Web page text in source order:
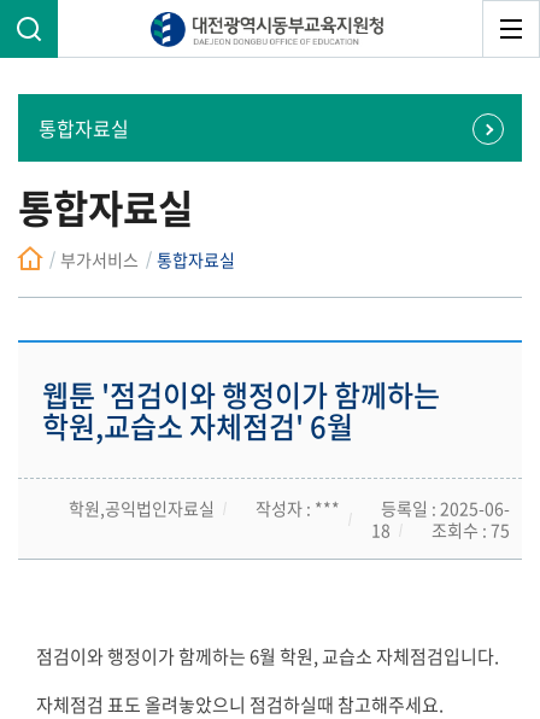
통합자료실
통합자료실
부가서비스 통합자료실
웹툰 '점검이와 행정이가 함께하는
학원,교습소 자체점검' 6월
학원,공익법인자료실 작성자 : ***
등록일 : 2025-06-
18
조회수 : 75
점검이와 행정이가 함께하는 6월 학원, 교습소 자체점검입니다.
자체점검 표도 올려놓았으니 점검하실때 참고해주세요.